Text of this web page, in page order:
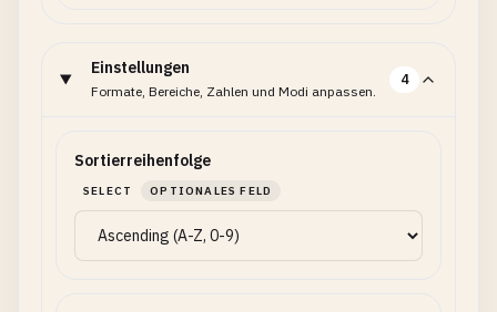
Einstellungen
Formate, Bereiche, Zahlen und Modi anpassen.
4
Sortierreihenfolge
SELECT OPTIONALES FELD